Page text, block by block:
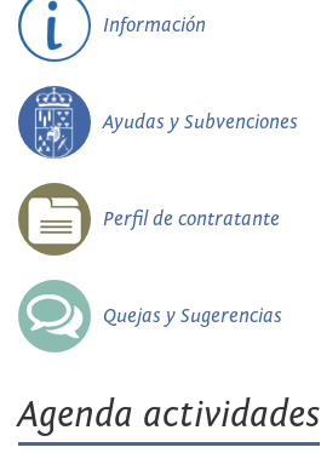
Información
Ayudas y Subvenciones
Perfil de contratante
Quejas y Sugerencias
Agenda actividades